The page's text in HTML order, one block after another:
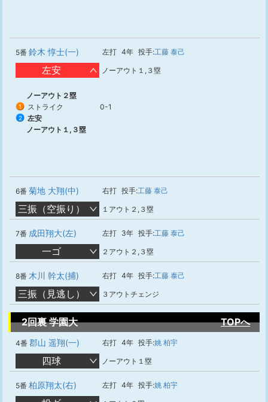
5番 鈴木 惇士(一) 左打 4年 投手:工藤 泰己
左安 ノーアウト１,３塁
ノーアウト２塁
1 ストライク 0-1
2
左安
ノーアウト１,３塁
6番 菊地 大翔(中) 右打 投手:工藤 泰己
三振（空振り） １アウト２,３塁
7番 成田翔大(左) 左打 3年 投手:工藤 泰己
一ゴ ２アウト２,３塁
8番 木川 幹太(捕) 右打 4年 投手:工藤 泰己
三振（見逃し） ３アウトチェンジ
2回裏 学園大 TOPへ
4番 郡山 遥翔(一) 右打 4年 投手:姚 柏宇
四球 ノーアウト１塁
5番 柏原翔太(右) 左打 4年 投手:姚 柏宇